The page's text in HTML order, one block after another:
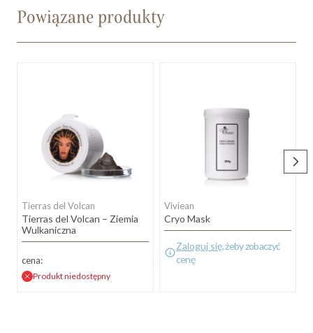
Powiązane produkty
Tierras del Volcan
Tierras del Volcan – Ziemia
Wulkaniczna
cena:
Produkt niedostępny
Viviean
Cryo Mask
Zaloguj się, żeby zobaczyć
cenę